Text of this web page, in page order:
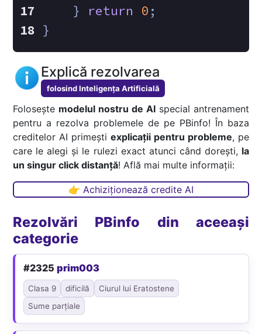
    }
return 0 ;
}
Explică rezolvarea
folosind Inteligența Artificială
Folosește modelul nostru de AIspecial antrenament
pentru a rezolva problemele de pe PBinfo! În baza
creditelor AI primești explicații pentru probleme, pe
care le alegi și le rulezi exact atunci când dorești, la
un singur click distanță! Află mai multe informații:
👉 Achiziționează credite AI
Rezolvări PBinfo din aceeași
categorie
#2325prim003
Clasa 9 dificilă
Ciurul lui Eratostene
Sume parțiale